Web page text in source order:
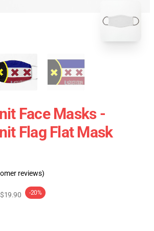
Face Masks -
Flag Flat Mask
reviews)
$19.90 -20%